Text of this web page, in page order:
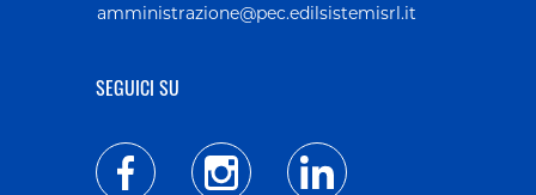
amministrazione@pec.edilsistemisrl.it
SEGUICI SU